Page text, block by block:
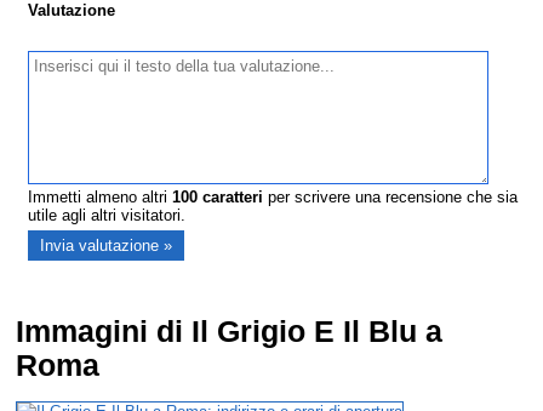
Valutazione
Immetti almeno altri100 caratteri per scrivere una recensione che sia
utile agli altri visitatori.
Immagini di Il Grigio E Il Blu a
Roma